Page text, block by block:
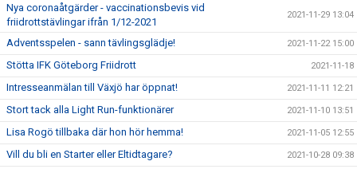
Nya coronaåtgärder - vaccinationsbevis vid
friidrottstävlingar ifrån 1/12-2021
2021-11-29 13:04
Adventsspelen - sann tävlingsglädje! 2021-11-22 15:00
Stötta IFK Göteborg Friidrott 2021-11-18
Intresseanmälan till Växjö har öppnat! 2021-11-11 12:21
Stort tack alla Light Run-funktionärer 2021-11-10 13:51
Lisa Rogö tillbaka där hon hör hemma! 2021-11-05 12:55
Vill du bli en Starter eller Eltidtagare? 2021-10-28 09:38